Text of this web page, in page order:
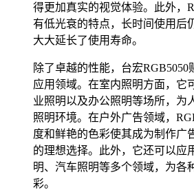
得更加真实的视觉体验。此外，
有低光衰的特点，长时间使用后
大大延长了使用寿命。
除了卓越的性能，台宏
应用领域。在室内照明方面，它
业照明以及办公照明等场所，为
照明环境。在户外广告领域，
度和鲜艳的色彩使其成为制作广
的理想选择。此外，它还可以应
明、汽车照明等多个领域，为各
彩。